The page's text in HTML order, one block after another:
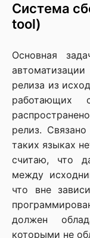
Система
tool)
Основная
релиза из
работающих
релиз.
таких языках
считаю, что
между
что вне
должен
которыми не